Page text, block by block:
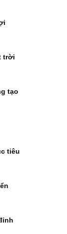
trời
tạo
tiêu